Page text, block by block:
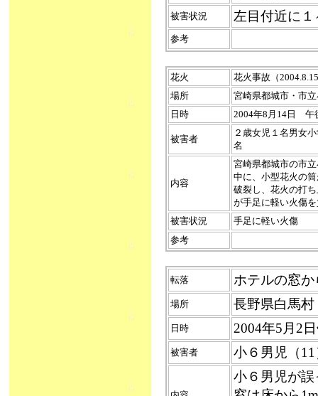
被害状況 左目付近に
参考
花火
花火事故（
場所
宮崎県都城市・市
日時
2004年8月14日
被害者
２歳女児１名男女
名
内容
宮崎県都城市の市
中に、小型花火の
破裂し、花火の打
が手足に軽い火傷
被害状況
手足に軽い火傷
参考
転落 ホテルの窓
場所 長野県白馬
日時 2004年5月2
被害者 小６男児（11
小６男児が